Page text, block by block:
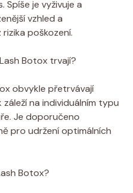
je vyživuje a
vzhled a
poškození.
Botox trvají?
obvykle přetrvávají
na individuálním typu
Je doporučeno
pro udržení optimálních
Botox?